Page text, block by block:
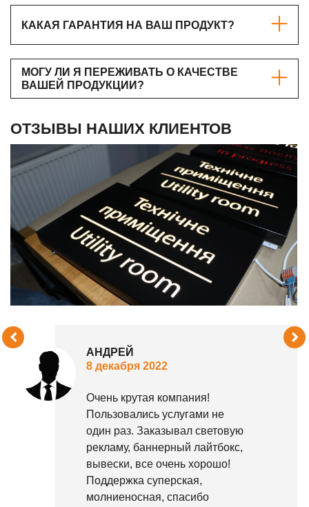
КАКАЯ ГАРАНТИЯ НА ВАШ ПРОДУКТ?
МОГУ ЛИ Я ПЕРЕЖИВАТЬ О КАЧЕСТВЕ
ВАШЕЙ ПРОДУКЦИИ?
ОТЗЫВЫ НАШИХ КЛИЕНТОВ
АНДРЕЙ
8 декабря 2022
Очень крутая компания!
Пользовались услугами не
один раз. Заказывал световую
рекламу, баннерный лайтбокс,
вывески, все очень хорошо!
Поддержка суперская,
молниеносная, спасибо